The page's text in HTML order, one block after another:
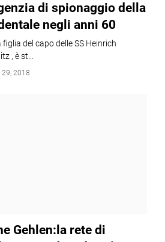
di spionaggio della
negli anni 60
del capo delle SS Heinrich
, è st…
2018
Gehlen:la rete di